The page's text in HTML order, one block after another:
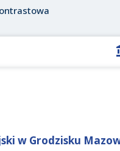
w Grodzisku